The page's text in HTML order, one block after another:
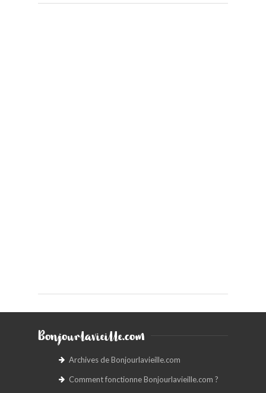
Bonjourlavieille.com
Archives de Bonjourlavieille.com
Comment fonctionne Bonjourlavieille.com ?